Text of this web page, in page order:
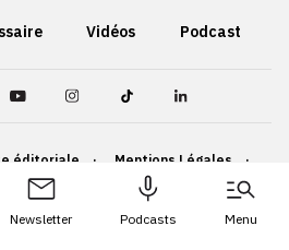
Newsletter Podcasts Menu
Vidéos Podcast
éditoriale
Mentions Légales
Cookies
conforme
Plan du site